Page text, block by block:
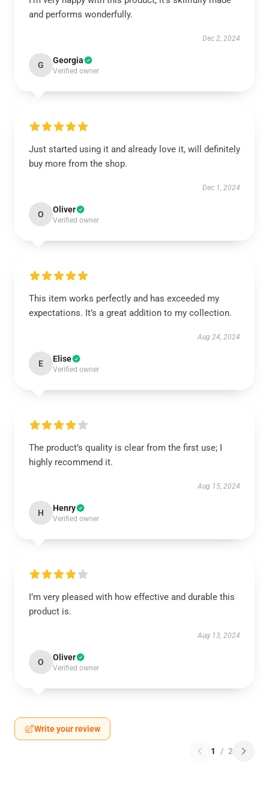
and performs wonderfully.
Dec 2, 2024
G Georgia
Verified owner
Just started using it and already love it, will definitely
buy more from the shop.
Dec 1, 2024
O Oliver
Verified owner
This item works perfectly and has exceeded my
expectations. It’s a great addition to my collection.
Aug 24, 2024
E Elise
Verified owner
The product’s quality is clear from the first use; I
highly recommend it.
Aug 15, 2024
H Henry
Verified owner
I’m very pleased with how effective and durable this
product is.
Aug 13, 2024
O Oliver
Verified owner
Write your review
1 / 2